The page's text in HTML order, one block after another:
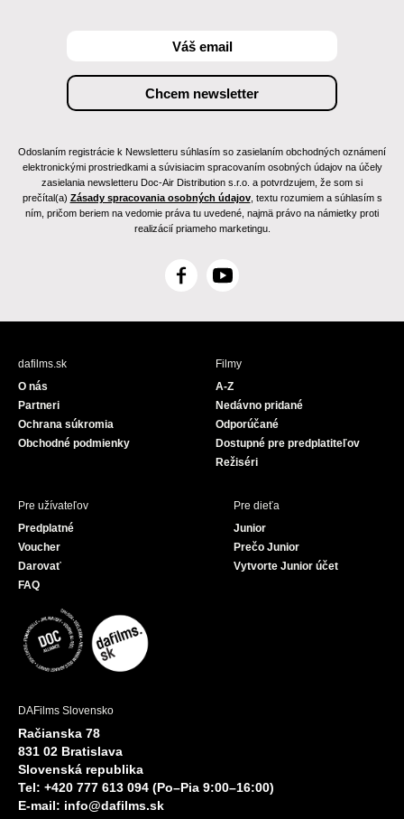
Odoslaním registrácie k Newsletteru súhlasím so zasielaním obchodných oznámení
elektronickými prostriedkami a súvisiacim spracovaním osobných údajov na účely
zasielania newsletteru Doc-Air Distribution s.r.o. a potvrdzujem, že som si
prečítal(a) Zásady spracovania osobných údajov, textu rozumiem a súhlasím s
ním, pričom beriem na vedomie práva tu uvedené, najmä právo na námietky proti
realizácií priameho marketingu.
F
c
Y
u
e
dafilms.sk
O nás
Partneri
Ochrana súkromia
Obchodné podmienky
Filmy
A-Z
Nedávno pridané
Odporúčané
Dostupné pre predplatiteľov
Režiséri
Pre užívateľov
Predplatné
Voucher
Darovať
FAQ
Pre dieťa
Junior
Prečo Junior
Vytvorte Junior účet
DAFilms Slovensko
Račianska 78
831 02 Bratislava
Slovenská republika
Tel: +420 777 613 094 (Po–Pia 9:00–16:00)
E-mail: info@dafilms.sk